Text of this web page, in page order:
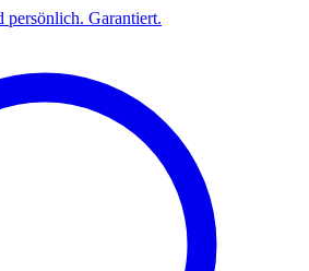
persönlich. Garantiert.